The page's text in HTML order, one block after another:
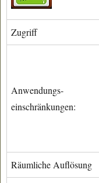
Zugriff
Anwendungs-
einschränkungen:
Räumliche Auflösung